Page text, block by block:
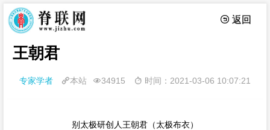
 返回
王朝君
专家学者 本站 34915  时间：2021-03-06 10:07:21
别太极研创人王朝君（太极布衣）